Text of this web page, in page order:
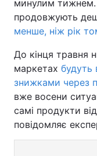
минулим тижнем.
продовжують
менше, ніж рік
До кінця травня
маркетах будуть
знижками через
вже восени
самі продукти
повідомляє